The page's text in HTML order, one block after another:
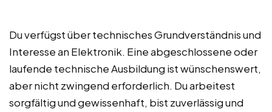
Du verfügst über technisches Grundverständnis und
Interesse an Elektronik. Eine abgeschlossene oder
laufende technische Ausbildung ist wünschenswert,
aber nicht zwingend erforderlich. Du arbeitest
sorgfältig und gewissenhaft, bist zuverlässig und